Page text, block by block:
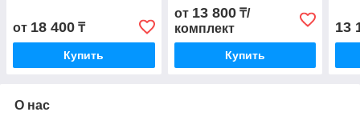
от 18 400 ₸
Купить
от 13 800₸/
комплект
Купить
13
О нас